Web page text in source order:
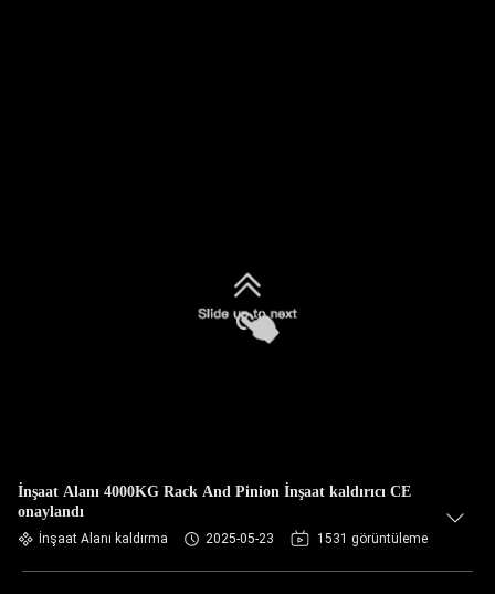
İnşaat Alanı 4000KG Rack And Pinion İnşaat kaldırıcı CE
onaylandı
İnşaat Alanı kaldırma 2025-05-23 1531 görüntüleme